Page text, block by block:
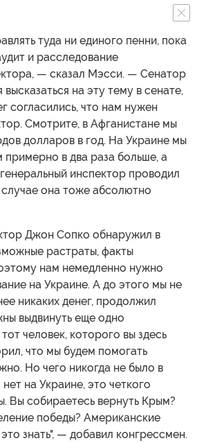
туда ни единого пенни, пока
и расследование
— сказал Мэсси. — Сенатор
на эту тему в сенате,
согласились, что нам нужен
Смотрите, в Афганистане мы
долларов в год. На Украине мы
примерно в два раза больше, а
инспектор проводил
она тоже абсолютно
Джон Сопко обнаружил в
растраты, факты
нам немедленно нужно
на Украине. А до этого мы не
никаких денег, продолжил
выдвинуть еще одно
человек, которого вы здесь
что мы будем помогать
Но чего никогда не было в
на Украине, это четкого
Вы собираетесь вернуть Крым?
победы? Американские
знать", — добавил конгрессмен.